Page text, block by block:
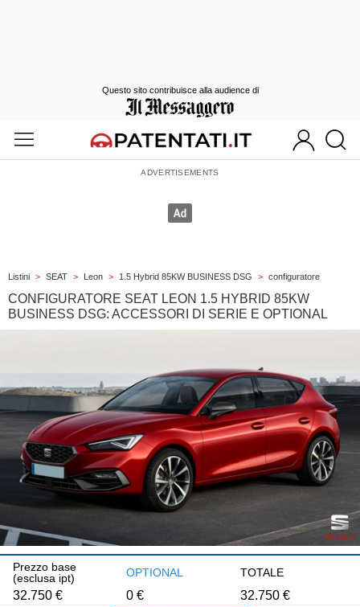
Listini > SEAT > Leon > 1.5 Hybrid 85KW BUSINESS DSG > configuratore
CONFIGURATORE SEAT LEON 1.5 HYBRID 85KW
BUSINESS DSG: ACCESSORI DI SERIE E OPTIONAL
Prezzo base
(esclusa ipt)
OPTIONAL TOTALE
32.750€ 0€ 32.750€
Questo sito contribuisce alla audience di